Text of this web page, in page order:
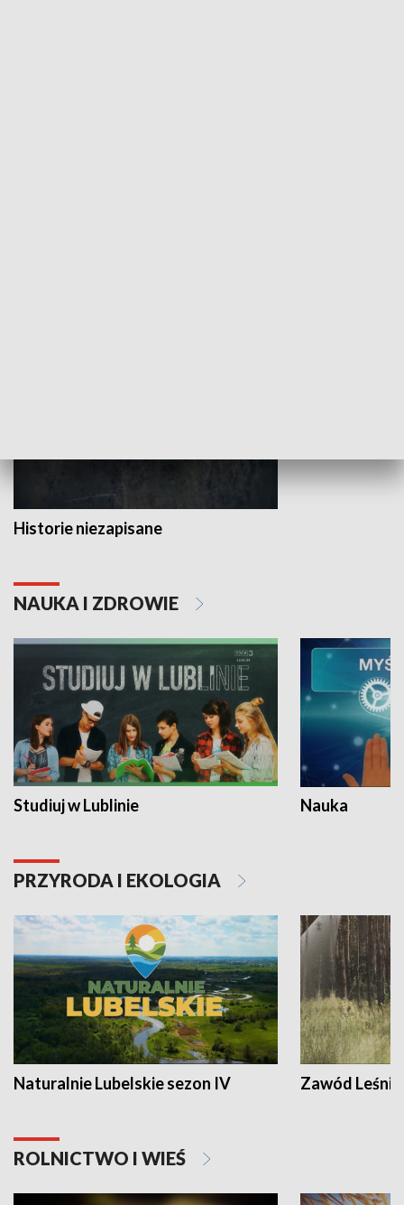
Historie niezapisane
NAUKA I ZDROWIE
Studiuj w Lublinie Nauka
PRZYRODA I EKOLOGIA
Naturalnie Lubelskie sezon IV Zawód Leśnik
ROLNICTWO I WIEŚ